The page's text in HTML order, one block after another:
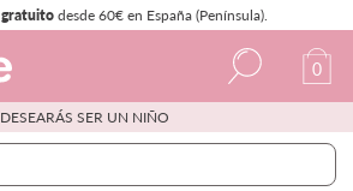
gratuitodesde 60€ en España (Península).
0
DESEARÁS SER UN NIÑO